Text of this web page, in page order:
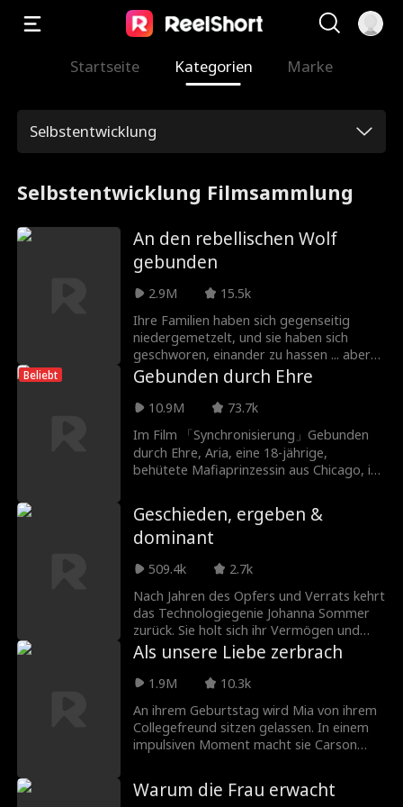
Startseite Kategorien Marke
Selbstentwicklung
Selbstentwicklung Filmsammlung
An den rebellischen Wolf
gebunden
2.9M
15.5k
Ihre Familien haben sich gegenseitig
niedergemetzelt, und sie haben sich
geschworen, einander zu hassen ... aber
die Anziehungskraft zwischen ihnen ist
Prinzessin, kommt nach Luperiom und ist
des Königreichs zu überleben. Was sie
nicht erwartet, ist eine schicksalhafte
Verbindung mit Saxon Blackmoor - dem
Jetzt könnte der Wolf, den sie nicht wollen
darf, der Einzige sein, der sie retten kann.
Beliebt Gebunden durch Ehre
10.9M
73.7k
Im Film 「Synchronisierung」Gebunden
durch Ehre, Aria, eine 18-jährige,
behütete Mafiaprinzessin aus Chicago, ist
Luca, dem kalten und gefährlich
verführerischen Erben der New Yorker
Mafia. Nun muss sie entscheiden, ob es
Überlebenschance ist, ihren Körper – und
vielleicht auch ihr Herz – einem Mann zu
überlassen, der aus Gewalt geboren
wurde.
Geschieden, ergeben &
dominant
509.4k
2.7k
Nach Jahren des Opfers und Verrats kehrt
das Technologiegenie Johanna Sommer
zurück. Sie holt sich ihr Vermögen und
ihre Patente zurück, ruiniert ihren Ex-
eifersüchtigen, aber hingebungsvollen
Als unsere Liebe zerbrach
1.9M
10.3k
An ihrem Geburtstag wird Mia von ihrem
Collegefreund sitzen gelassen. In einem
impulsiven Moment macht sie Carson
charismatische und zugleich gefährliche
Anführer der Familie Moretti. Was
Warum die Frau erwacht